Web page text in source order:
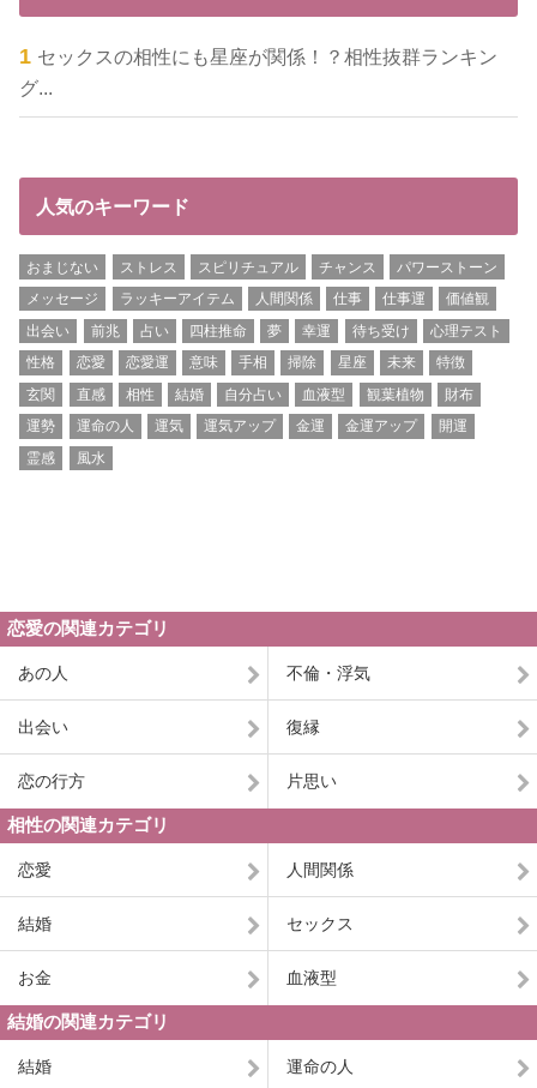
セックスの相性にも星座が関係！？相性抜群ランキン
グ...
人気のキーワード
おまじない ストレス スピリチュアル チャンス
パワーストーン
メッセージ
ラッキーアイテム 人間関係 仕事 仕事運
価値観
出会い
前兆 占い 四柱推命 夢 幸運 待ち受け
心理テスト
性格
恋愛 恋愛運 意味 手相 掃除 星座 未来
特徴
玄関
直感 相性 結婚 自分占い 血液型 観葉植物
財布
運勢
運命の人 運気 運気アップ 金運 金運アップ
開運
霊感
風水
恋愛の関連カテゴリ
あの人 不倫・浮気
出会い 復縁
恋の行方 片思い
相性の関連カテゴリ
恋愛 人間関係
結婚 セックス
お金 血液型
結婚の関連カテゴリ
結婚 運命の人